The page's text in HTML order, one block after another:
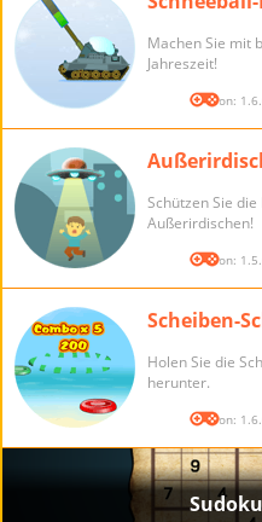
Machen Sie mit
Jahreszeit!
Version:
Schützen Sie
Außerirdischen!
Version:
Scheiben-
Holen Sie die
herunter.
Version: